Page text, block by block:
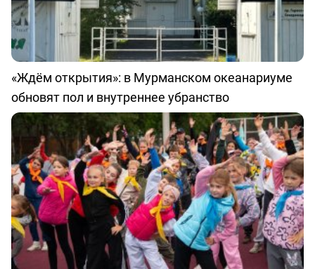
«Ждём открытия»: в Мурманском океанариуме
обновят пол и внутреннее убранство